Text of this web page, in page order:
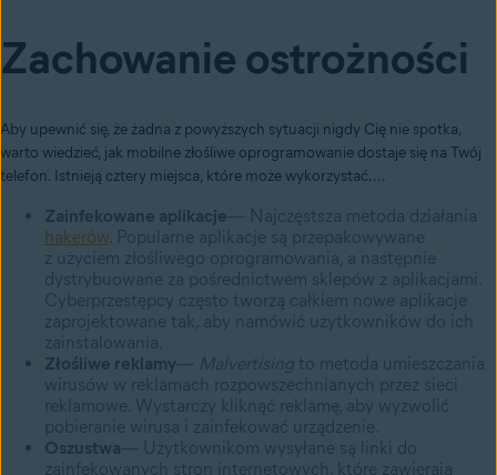
Zachowanie ostrożności
Aby upewnić się, że żadna z powyższych sytuacji nigdy Cię nie spotka,
warto wiedzieć, jak mobilne złośliwe oprogramowanie dostaje się na Twój
telefon. Istnieją cztery miejsca, które może wykorzystać....
Zainfekowane aplikacje— Najczęstsza metoda działania
hakerów . Popularne aplikacje są przepakowywane
z użyciem złośliwego oprogramowania, a następnie
dystrybuowane za pośrednictwem sklepów z aplikacjami.
Cyberprzestępcy często tworzą całkiem nowe aplikacje
zaprojektowane tak, aby namówić użytkowników do ich
zainstalowania.
Złośliwe reklamy— Malvertising to metoda umieszczania
wirusów w reklamach rozpowszechnianych przez sieci
reklamowe. Wystarczy kliknąć reklamę, aby wyzwolić
pobieranie wirusa i zainfekować urządzenie.
Oszustwa— Użytkownikom wysyłane są linki do
zainfekowanych stron internetowych, które zawierają